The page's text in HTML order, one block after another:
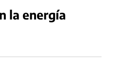
la energía